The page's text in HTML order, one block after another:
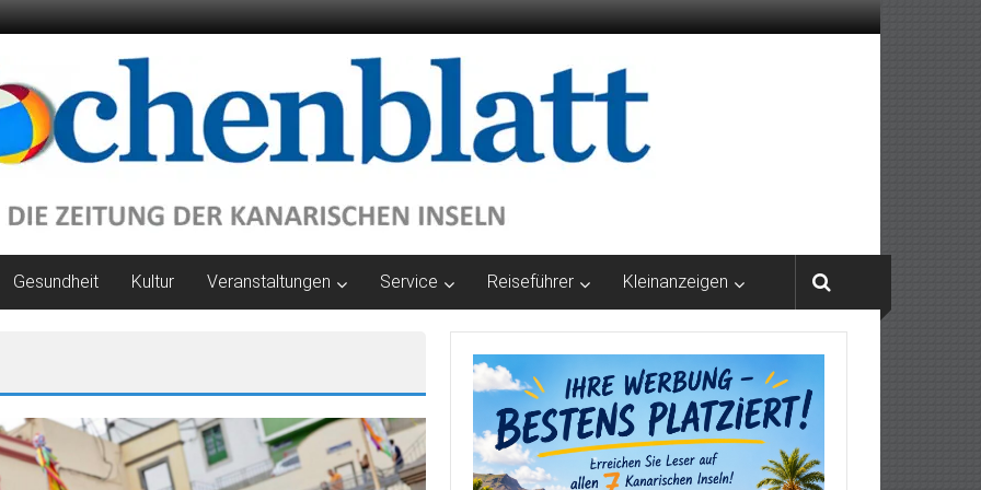
Gesundheit Kultur Veranstaltungen Service Reiseführer Kleinanzeigen